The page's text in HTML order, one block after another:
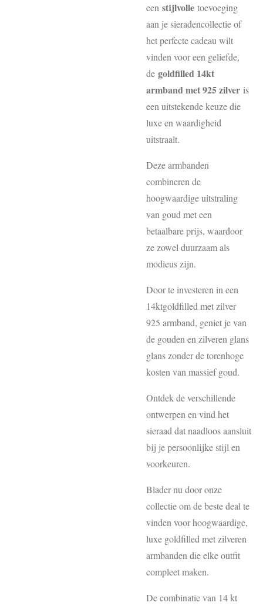
een stijlvolle toevoeging
aan je sieradencollectie of
het perfecte cadeau wilt
vinden voor een geliefde,
de goldfilled 14kt
armband met 925 zilver is
een uitstekende keuze die
luxe en waardigheid
uitstraalt.
Deze armbanden
combineren de
hoogwaardige uitstraling
van goud met een
betaalbare prijs, waardoor
ze zowel duurzaam als
modieus zijn.
Door te investeren in een
14ktgoldfilled met zilver
925 armband, geniet je van
de gouden en zilveren glans
glans zonder de torenhoge
kosten van massief goud.
Ontdek de verschillende
ontwerpen en vind het
sieraad dat naadloos aansluit
bij je persoonlijke stijl en
voorkeuren.
Blader nu door onze
collectie om de beste deal te
vinden voor hoogwaardige,
luxe goldfilled met zilveren
armbanden die elke outfit
compleet maken.
De combinatie van 14 kt